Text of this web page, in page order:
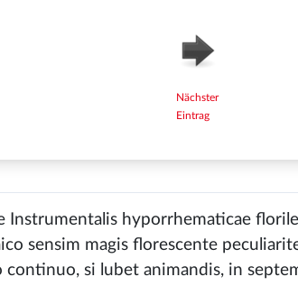
Nächster
Eintrag
Instrumentalis hyporrhematicae
sensim magis florescente
si lubet animandis, in